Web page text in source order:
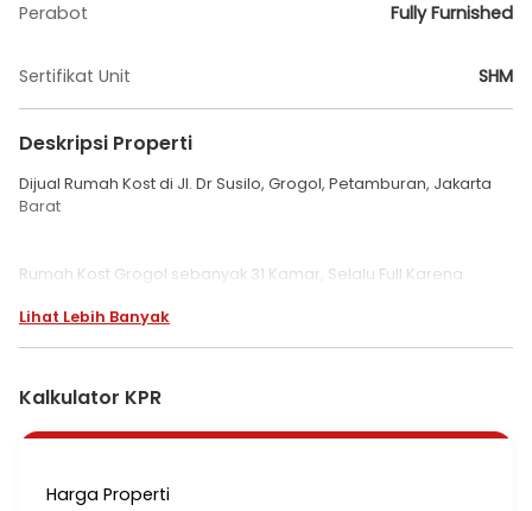
Perabot Fully Furnished
Sertifikat Unit SHM
Deskripsi Properti
Dijual Rumah Kost di Jl. Dr Susilo, Grogol, Petamburan, Jakarta
Barat
Rumah Kost Grogol sebanyak 31 Kamar, Selalu Full Karena
di tengah-tengah antara UNTAR dan TRISAKTI dengan hanya
Occupansi terisi 90-100%
Lihat Lebih Banyak
Kalkulator KPR
Harga Properti